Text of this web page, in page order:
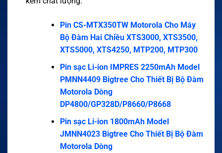
Pin CS-MTX350TW Motorola Cho Máy
Bộ Đàm Hai Chiều XTS3000, XTS3500,
XTS5000, XTS4250, MTP200, MTP300
Pin sạc Li-ion IMPRES 2250mAh Model
PMNN4409 Bigtree Cho Thiết Bị Bộ Đàm
Motorola Dòng
DP4800/GP328D/P8660/P8668
Pin sạc Li-ion 1800mAh Model
JMNN4023 Bigtree Cho Thiết Bị Bộ Đàm
Motorola Dòng